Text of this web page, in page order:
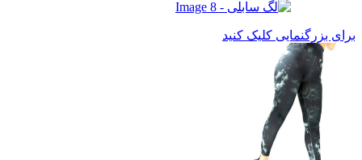
برای بزرگنمایی کلیک کنید